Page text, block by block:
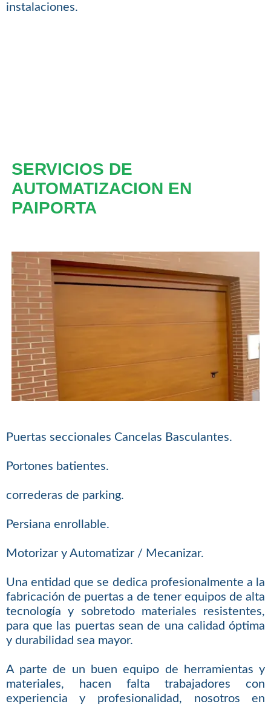
instalaciones.
SERVICIOS DE
AUTOMATIZACION EN
PAIPORTA
Puertas seccionales Cancelas Basculantes.
Portones batientes.
correderas de parking.
Persiana enrollable.
Motorizar y Automatizar / Mecanizar.
Una entidad que se dedica profesionalmente a la
fabricación de puertas a de tener equipos de alta
tecnología y sobretodo materiales resistentes,
para que las puertas sean de una calidad óptima
y durabilidad sea mayor.
A parte de un buen equipo de herramientas y
materiales, hacen falta trabajadores con
experiencia y profesionalidad, nosotros en